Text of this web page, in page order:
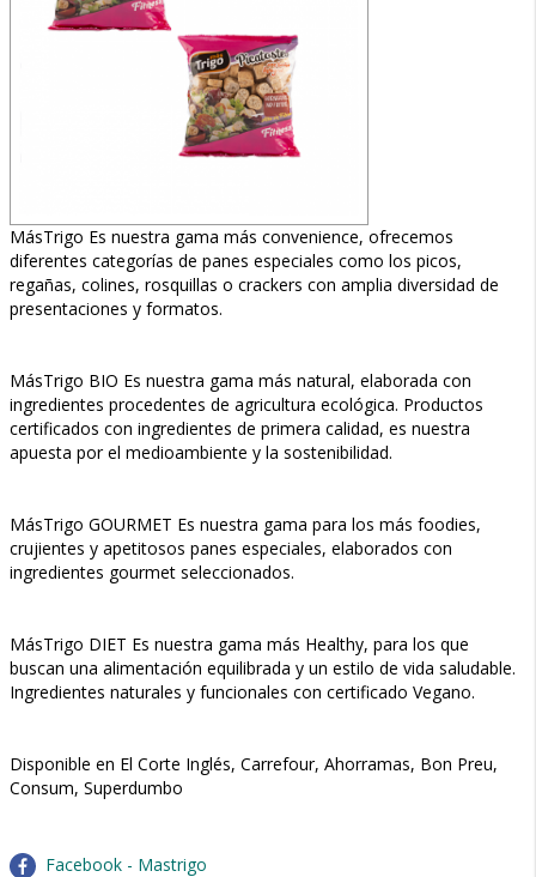
MásTrigo Es nuestra gama más convenience, ofrecemos
diferentes categorías de panes especiales como los picos,
regañas, colines, rosquillas o crackers con amplia diversidad de
presentaciones y formatos.
MásTrigo BIO Es nuestra gama más natural, elaborada con
ingredientes procedentes de agricultura ecológica. Productos
certificados con ingredientes de primera calidad, es nuestra
apuesta por el medioambiente y la sostenibilidad.
MásTrigo GOURMET Es nuestra gama para los más foodies,
crujientes y apetitosos panes especiales, elaborados con
ingredientes gourmet seleccionados.
MásTrigo DIET Es nuestra gama más Healthy, para los que
buscan una alimentación equilibrada y un estilo de vida saludable.
Ingredientes naturales y funcionales con certificado Vegano.
Disponible en El Corte Inglés, Carrefour, Ahorramas, Bon Preu,
Consum, Superdumbo
Facebook - Mastrigo